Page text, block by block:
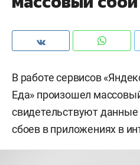
В работе сервисов
Еда» произошел
свидетельствуют
сбоев в приложениях в